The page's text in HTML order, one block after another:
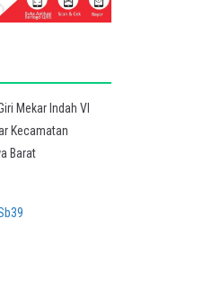
Mekar Indah VI
Kecamatan
Barat